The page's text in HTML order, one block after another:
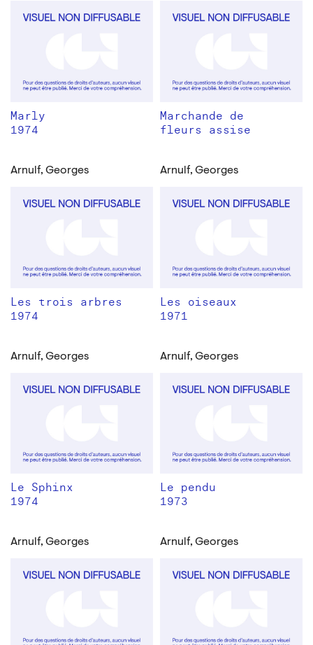
Marly
1974
Marchande de
fleurs assise
Arnulf, Georges
Les trois arbres
1974
Arnulf, Georges
Les oiseaux
1971
Arnulf, Georges
Le Sphinx
1974
Arnulf, Georges
Le pendu
1973
Arnulf, Georges Arnulf, Georges